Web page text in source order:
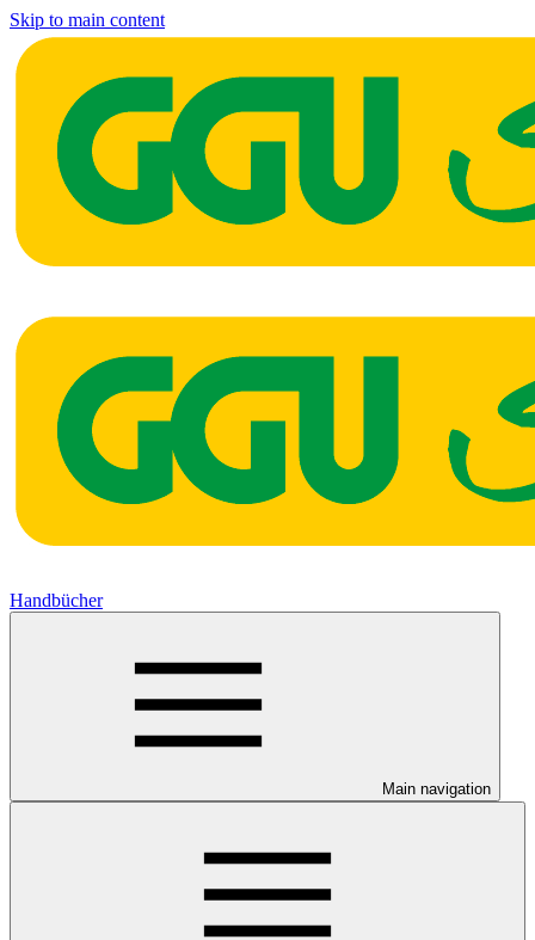
Skip to main content
Handbücher
Main navigation